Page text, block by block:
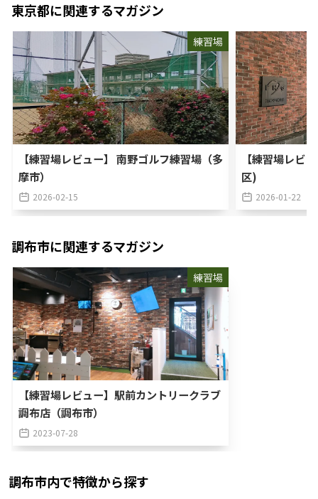
東京都に関連するマガジン
練習場
【練習場レビュー】 南野ゴルフ練習場（多
摩市）
2026-02-15
【練習場レビ
区)
2026-01-22
調布市に関連するマガジン
練習場
【練習場レビュー】駅前カントリークラブ
調布店（調布市）
2023-07-28
調布市内で特徴から探す